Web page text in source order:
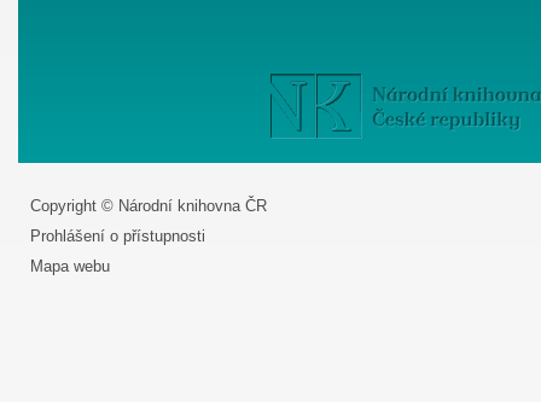
Copyright © Národní knihovna ČR
Prohlášení o přístupnosti
Mapa webu